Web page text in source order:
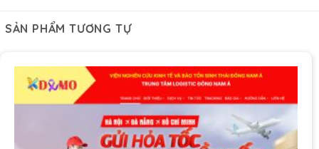
SẢN PHẨM TƯƠNG TỰ